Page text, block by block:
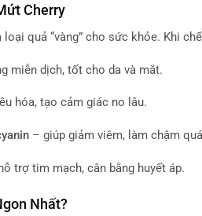
Cherry
loại quả “vàng” cho sức khỏe. Khi
miễn dịch, tốt cho da và mắt.
hóa, tạo cảm giác no lâu.
– giúp giảm viêm, làm chậm
trợ tim mạch, cân bằng huyết áp.
Nhất?